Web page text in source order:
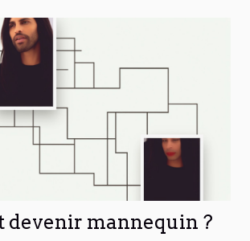
devenir mannequin ?